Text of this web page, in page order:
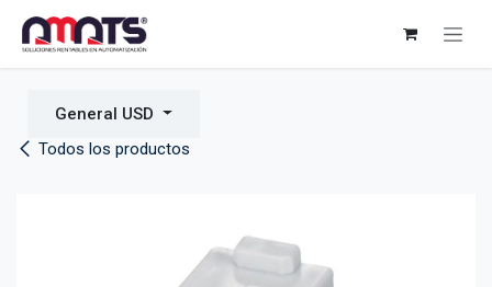
Todos los productos
General USD